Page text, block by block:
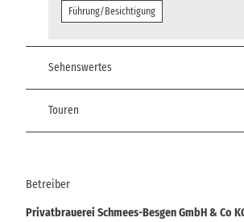
Führung/Besichtigung
Sehenswertes
Touren
Betreiber
Privatbrauerei Schmees-Besgen GmbH & Co